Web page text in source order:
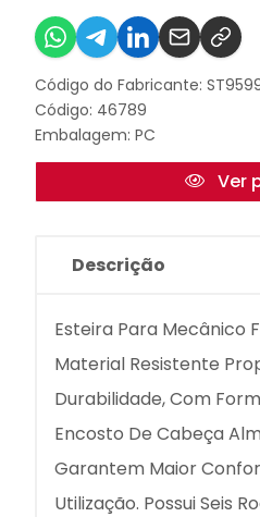
Código do Fabricante:
Código: 46789
Embalagem: PC
Ver
Descrição
Esteira Para Mecânico
Material Resistente
Durabilidade, Com
Encosto De Cabeça
Garantem Maior
Utilização. Possui Seis